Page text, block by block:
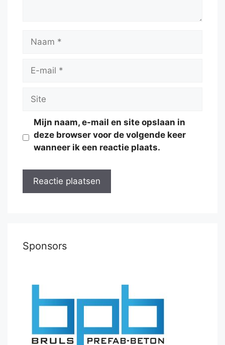
Naam
Site
Mijn naam, e-mail en site opslaan in
deze browser voor de volgende keer
wanneer ik een reactie plaats.
Sponsors